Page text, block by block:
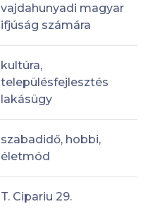
vajdahunyadi magyar
ifjúság számára
kultúra,
településfejlesztés
lakásügy
szabadidő, hobbi,
életmód
T. Cipariu 29.